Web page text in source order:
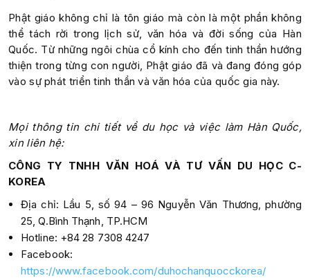
Phật giáo không chỉ là tôn giáo mà còn là một phần không
thể tách rời trong lịch sử, văn hóa và đời sống của Hàn
Quốc. Từ những ngôi chùa cổ kính cho đến tinh thần hướng
thiện trong từng con người, Phật giáo đã và đang đóng góp
vào sự phát triển tinh thần và văn hóa của quốc gia này.
Mọi thông tin chi tiết về du học và việc làm Hàn Quốc,
xin liên hệ:
CÔNG TY TNHH VĂN HOÁ VÀ TƯ VẤN DU HỌC C-
KOREA
Địa chỉ: Lầu 5, số 94 – 96 Nguyễn Văn Thương, phường
25, Q.Bình Thạnh, TP.HCM
Hotline: +84 28 7308 4247
Facebook:
https://www.facebook.com/duhochanquocckorea/